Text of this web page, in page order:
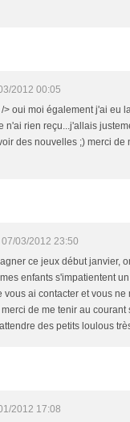
2012 00:05
> oui moi également j'ai eu
n'ai rien reçu...j'allais
des nouvelles ;) merci de
07/03/2012 23:50
ce jeux début janvier,
enfants s'impatientent
vous ai contacter et vous
de me tenir au courant
des petits loulous
2012 17:08